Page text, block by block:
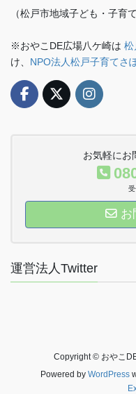
（松戸市地域子ども・子育
※おやこDE広場八ケ崎は 松
け、 NPO法人松戸子育てさ
お気軽にお
お
運営法人Twitter
Copyright © おやこ
Powered by WordPress